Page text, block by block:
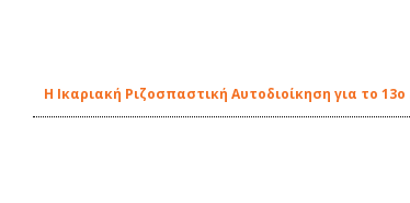
Η Ικαριακή Ριζοσπαστική Αυτοδιοίκηση για το